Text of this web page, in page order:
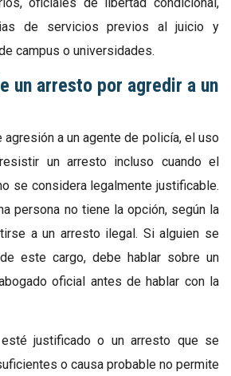
de servicios previos al juicio y
campus o universidades.
un arresto por agredir a un
a un agente de policía, el uso
un arresto incluso cuando el
se considera legalmente justificable.
persona no tiene la opción, según la
a un arresto ilegal. Si alguien se
este cargo, debe hablar sobre un
oficial antes de hablar con la
justificado o un arresto que se
o causa probable no permite